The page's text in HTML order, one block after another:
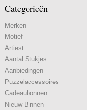
Categorieën
Merken
Motief
Artiest
Aantal Stukjes
Aanbiedingen
Puzzelaccessoires
Cadeaubonnen
Nieuw Binnen